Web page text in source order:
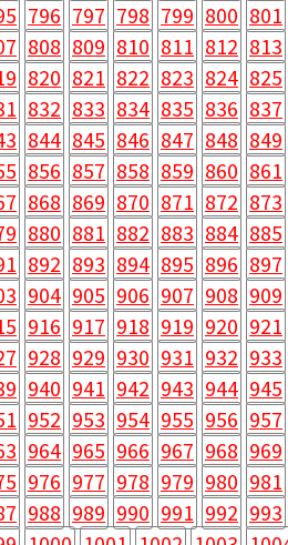
796 797 798 799 800 801
808 809 810 811 812 813
820 821 822 823 824 825
832 833 834 835 836 837
844 845 846 847 848 849
856 857 858 859 860 861
868 869 870 871 872 873
880 881 882 883 884 885
892 893 894 895 896 897
904 905 906 907 908 909
916 917 918 919 920 921
928 929 930 931 932 933
940 941 942 943 944 945
952 953 954 955 956 957
964 965 966 967 968 969
976 977 978 979 980 981
988 989 990 991 992 993